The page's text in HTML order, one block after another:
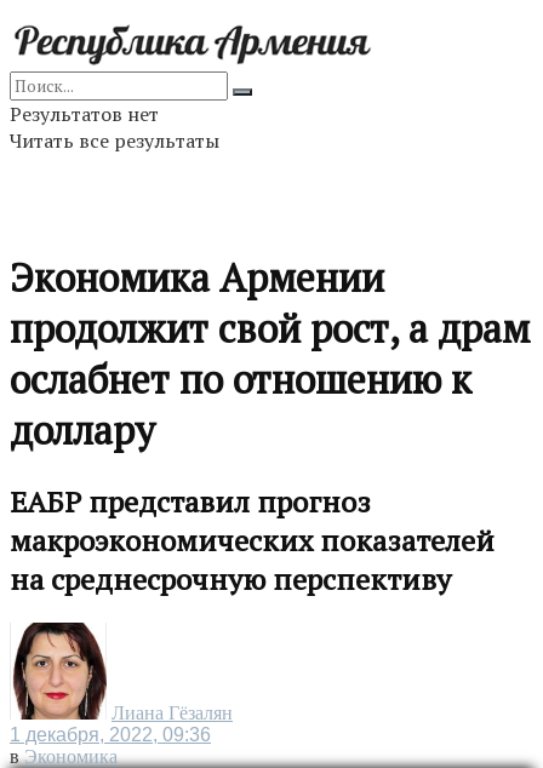
Результатов нет
Читать все результаты
Экономика Армении
продолжит свой рост, а драм
ослабнет по отношению к
доллару
ЕАБР представил прогноз
макроэкономических показателей
на среднесрочную перспективу
Лиана Гёзалян
1 декабря, 2022, 09:36
в Экономика